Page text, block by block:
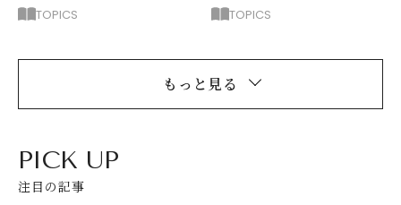
TOPICS TOPICS
もっと見る
PICK UP
注目の記事